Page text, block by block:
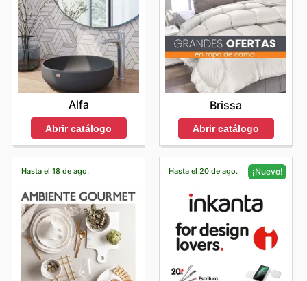
Alfa
Abrir catálogo
Brissa
Abrir catálogo
Hasta el 18 de ago. Hasta el 20 de ago. ¡Nuevo!